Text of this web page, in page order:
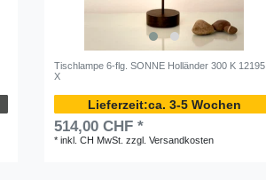
Tischlampe 6-flg. SONNE Holländer 300 K 12195
X
ca. 3-5 Wochen
514,00 CHF *
*inkl. CH MwSt. zzgl.Versandkosten